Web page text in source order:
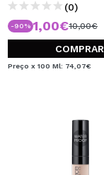
(0)
-90% 1,00€10,00€
COMPRAR
Preço x 100 Ml: 74,07€